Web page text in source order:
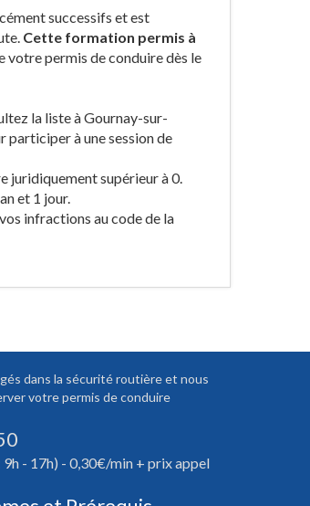
successifs et est
Cette formation permis à
permis de conduire dès le
la liste à Gournay-sur-
participer à une session de
juridiquement supérieur à 0.
et 1 jour.
infractions au code de la
dans la sécurité routière et nous
votre permis de conduire
9h - 17h) - 0,30€/min + prix appel